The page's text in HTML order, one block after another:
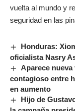
vuelta al mundo y
seguridad en las
Honduras:
oficialista Nasry
Aparece
contagioso entre
en aumento
Hijo de